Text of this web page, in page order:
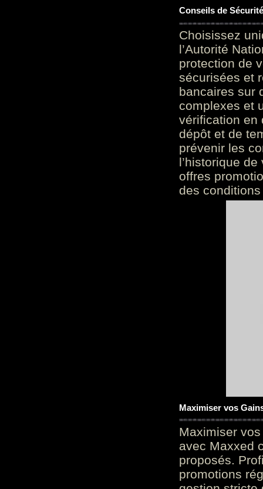
Conseils de
Choisissez
l’Autorité
protection de
sécurisées et
bancaires sur
complexes et
vérification en
dépôt et de
prévenir les
l’historique
offres
des
Maximiser vos
Maximiser
avec Maxxed
proposés.
promotions